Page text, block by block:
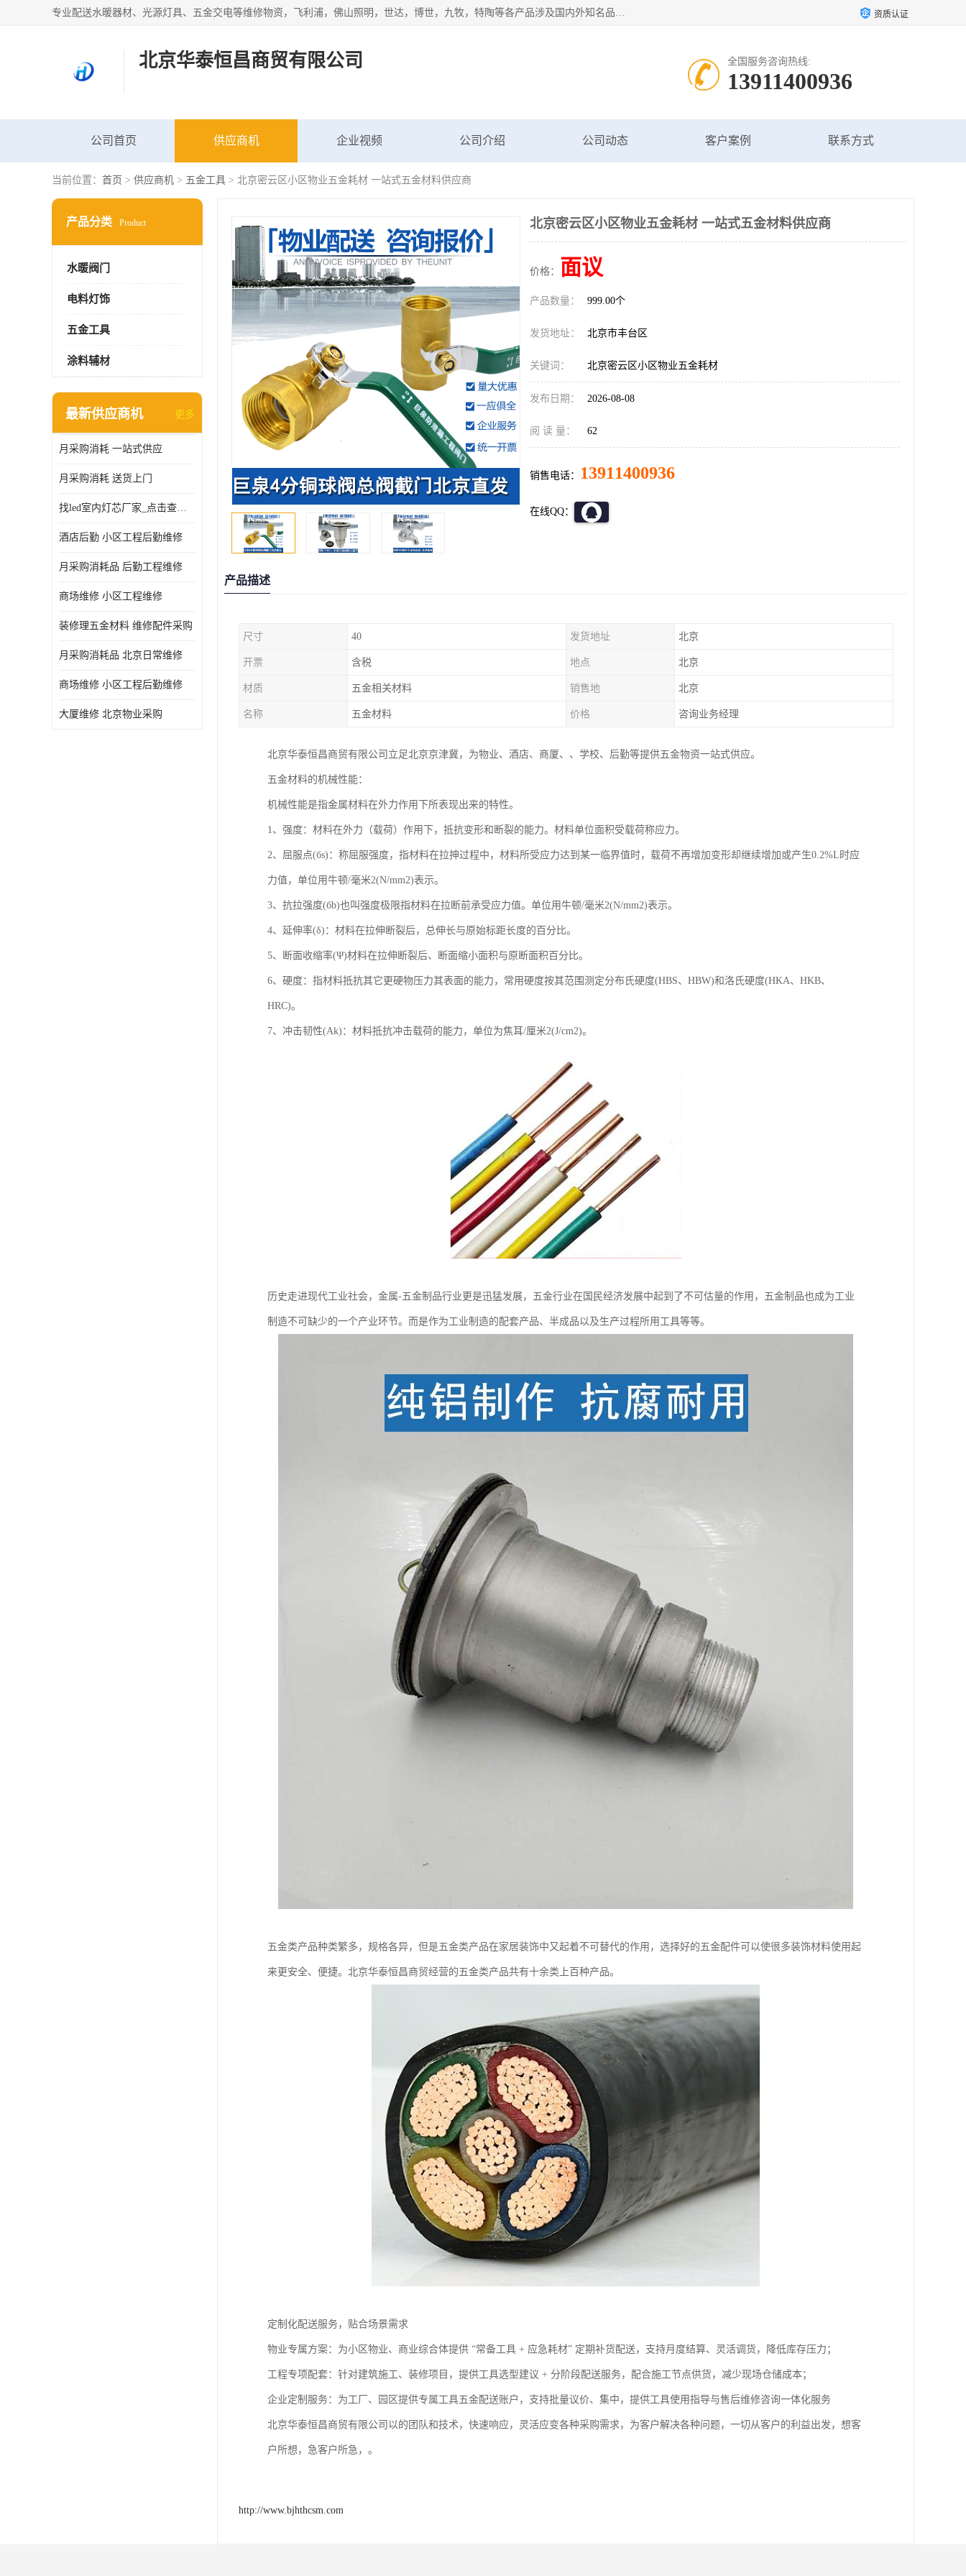
专业配送水暖器材、光源灯具、五金交电等维修物资，飞利浦，佛山照明，世达，博世，九牧，特陶等各产品涉及国内外知名品牌。公司专注与物业、学校、酒店、工厂等单位合作，提供一站式配送服务，降低客户综合成本。依托电子商务改变传统模式，以专业的团队为客户提供24H物资配送到达，货到月结、统一开票，便捷退换等服务，提高了企业的运营效率。 资质认证
北京华泰恒昌商贸有限公司 全国服务咨询热线:
13911400936
公司首页 供应商机 企业视频 公司介绍 公司动态 客户案例 联系方式
当前位置： 首页 > 供应商机 > 五金工具 > 北京密云区小区物业五金耗材 一站式五金材料供应商
产品分类 Product
水暖阀门
电料灯饰
五金工具
涂料辅材
最新供应商机 更多
月采购消耗 一站式供应
月采购消耗 送货上门
找led室内灯芯厂家_点击查看更多
酒店后勤 小区工程后勤维修
月采购消耗品 后勤工程维修
商场维修 小区工程维修
装修理五金材料 维修配件采购
月采购消耗品 北京日常维修
商场维修 小区工程后勤维修
大厦维修 北京物业采购
北京密云区小区物业五金耗材 一站式五金材料供应商
价格： 面议
产品数量： 999.00个
发货地址： 北京市丰台区
关键词： 北京密云区小区物业五金耗材
发布日期： 2026-08-08
阅 读 量： 62
销售电话： 13911400936
在线QQ：
产品描述
尺寸 40 发货地址 北京
开票 含税 地点 北京
材质 五金相关材料 销售地 北京
名称 五金材料 价格 咨询业务经理
北京华泰恒昌商贸有限公司立足北京京津冀，为物业、酒店、商厦、、学校、后勤等提供五金物资一站式供应。
五金材料的机械性能：
机械性能是指金属材料在外力作用下所表现出来的特性。
1、强度：材料在外力（载荷）作用下，抵抗变形和断裂的能力。材料单位面积受载荷称应力。
2、屈服点(бs)：称屈服强度，指材料在拉抻过程中，材料所受应力达到某一临界值时，载荷不再增加变形却继续增加或产生0.2%L时应
力值，单位用牛顿/毫米2(N/mm2)表示。
3、抗拉强度(бb)也叫强度极限指材料在拉断前承受应力值。单位用牛顿/毫米2(N/mm2)表示。
4、延伸率(δ)：材料在拉伸断裂后，总伸长与原始标距长度的百分比。
5、断面收缩率(Ψ)材料在拉伸断裂后、断面缩小面积与原断面积百分比。
6、硬度：指材料抵抗其它更硬物压力其表面的能力，常用硬度按其范围测定分布氏硬度(HBS、HBW)和洛氏硬度(HKA、HKB、
HRC)。
7、冲击韧性(Ak)：材料抵抗冲击载荷的能力，单位为焦耳/厘米2(J/cm2)。
历史走进现代工业社会，金属-五金制品行业更是迅猛发展，五金行业在国民经济发展中起到了不可估量的作用，五金制品也成为工业
制造不可缺少的一个产业环节。而是作为工业制造的配套产品、半成品以及生产过程所用工具等等。
五金类产品种类繁多，规格各异，但是五金类产品在家居装饰中又起着不可替代的作用，选择好的五金配件可以使很多装饰材料使用起
来更安全、便捷。北京华泰恒昌商贸经营的五金类产品共有十余类上百种产品。
定制化配送服务，贴合场景需求​
物业专属方案：为小区物业、商业综合体提供 “常备工具 + 应急耗材” 定期补货配送，支持月度结算、灵活调货，降低库存压力；​
工程专项配套：针对建筑施工、装修项目，提供工具选型建议 + 分阶段配送服务，配合施工节点供货，减少现场仓储成本；​
企业定制服务：为工厂、园区提供专属工具五金配送账户，支持批量议价、集中，提供工具使用指导与售后维修咨询一体化服务
北京华泰恒昌商贸有限公司以的团队和技术，快速响应，灵活应变各种采购需求，为客户解决各种问题，一切从客户的利益出发，想客
户所想，急客户所急，。
http://www.bjhthcsm.com